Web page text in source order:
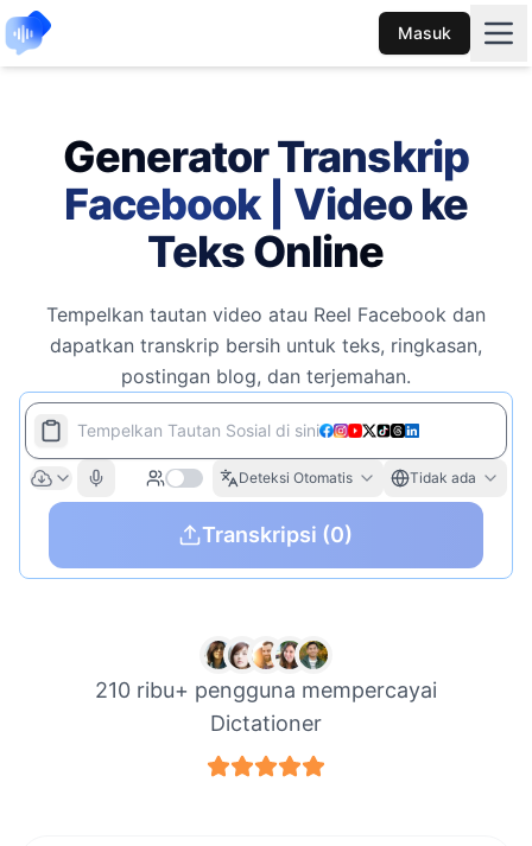
Masuk
Generator Transkrip
Facebook | Video ke
Teks Online
Tempelkan tautan video atau Reel Facebook dan
dapatkan transkrip bersih untuk teks, ringkasan,
postingan blog, dan terjemahan.
Tempelkan Tautan Sosial di sini
Deteksi Otomatis Tidak ada
Transkripsi (0)
210 ribu+ pengguna mempercayai
Dictationer